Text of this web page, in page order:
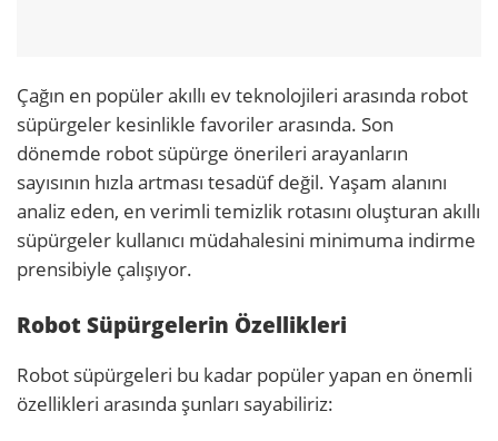
Çağın en popüler akıllı ev teknolojileri arasında robot
süpürgeler kesinlikle favoriler arasında. Son
dönemde robot süpürge önerileri arayanların
sayısının hızla artması tesadüf değil. Yaşam alanını
analiz eden, en verimli temizlik rotasını oluşturan akıllı
süpürgeler kullanıcı müdahalesini minimuma indirme
prensibiyle çalışıyor.
Robot Süpürgelerin Özellikleri
Robot süpürgeleri bu kadar popüler yapan en önemli
özellikleri arasında şunları sayabiliriz: